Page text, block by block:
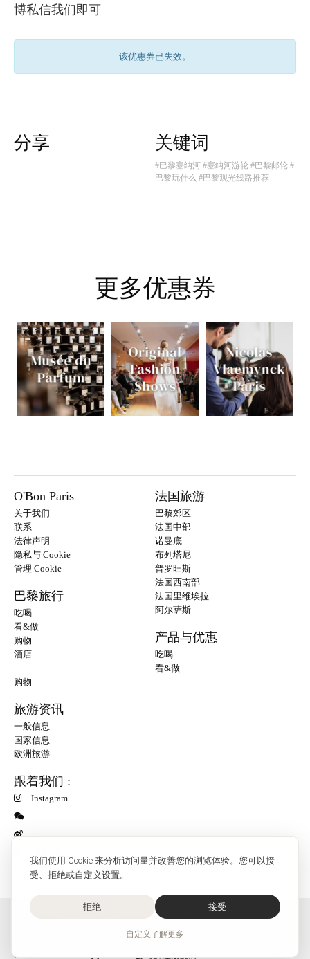
我们使用 Cookie 来分析访问量并改善您的浏览体验。您可以接
受、拒绝或自定义设置。
拒绝 接受
自定义 了解更多
博私信我们即可
该优惠券已失效。
分享 关键词
#巴黎塞纳河 #塞纳河游轮 #巴黎邮轮 #
巴黎玩什么 #巴黎观光线路推荐
更多优惠券
O'Bon Paris
关于我们
联系
法律声明
隐私与 Cookie
管理 Cookie
巴黎旅行
吃喝
看&做
购物
酒店
法国旅游
巴黎郊区
法国中部
诺曼底
布列塔尼
普罗旺斯
法国西南部
法国里维埃拉
阿尔萨斯
产品与优惠
吃喝
看&做
购物
旅游资讯
一般信息
国家信息
欧洲旅游
跟着我们 :
Instagram
O'Bon Paris - 148 rue de Courcelles - 75017 Paris
©2026 - O'BonParis 为SoCobon公司的注册品牌